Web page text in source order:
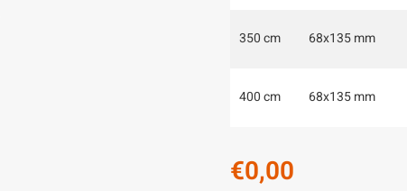
350 cm 68x135 mm
400 cm 68x135 mm
€0,00